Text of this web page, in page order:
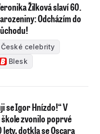
Žilková slaví 60.
Odcházím do
České celebrity
Blesk
se Igor Hnízdo!“ V
škole zvonilo poprvé
dotkla se Oscara